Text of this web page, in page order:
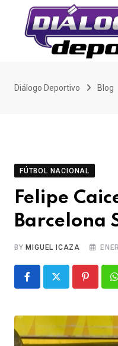
content
Diálogo Deportivo Blog
FÚTBOL NACIONAL
Felipe
Barcelona
BY MIGUEL ICAZA
Pinterest